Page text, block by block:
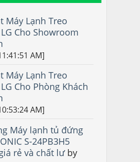
Máy Lạnh Treo
Cho Showroom
AM]
Máy Lạnh Treo
Cho Phòng Khách
AM]
Máy lạnh tủ đứng
S-24PB3H5
rẻ và chất lưby